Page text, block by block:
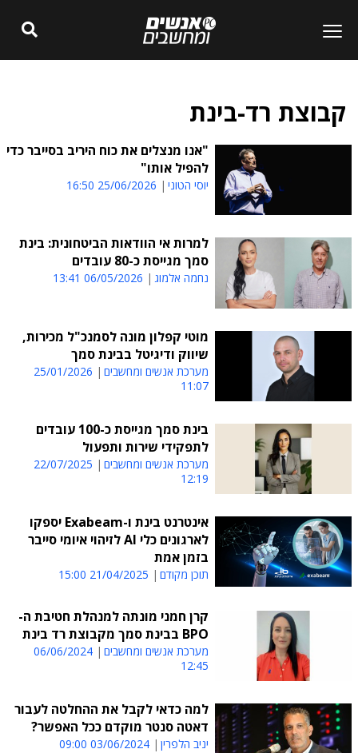
קבוצת רד-בינת
"אנו מנצלים את כוח היריב בסייבר כדי
להפיל אותו"
יוסי הטוני 25/06/2026 16:50
למרות אי הוודאות הביטחונית: בינת
סמך מגייסת כ-80 עובדים
נחמה אלמוג 06/05/2026 13:41
מוטי קפלון מונה לסמנכ"ל מכירות,
שיווק ודיגיטל בבינת סמך
מערכת אנשים ומחשבים
25/01/2026
11:07
בינת סמך מגייסת כ-100 עובדים
לתפקידי שירות ותפעול
מערכת אנשים ומחשבים
22/07/2025
12:19
אינטרנט בינת ו-Exabeam יספקו
לארגונים כלי AI לזיהוי איומי סייבר
בזמן אמת
תוכן מקודם 21/04/2025 15:00
קרן חמני מונתה למנהלת חטיבת ה-
BPO בבינת סמך מקבוצת רד בינת
מערכת אנשים ומחשבים
06/06/2024
12:45
למה כדאי לקבל את ההחלטה לעבור
דאטה סנטר מוקדם ככל האפשר?
יניב הלפרין 03/06/2024 09:00